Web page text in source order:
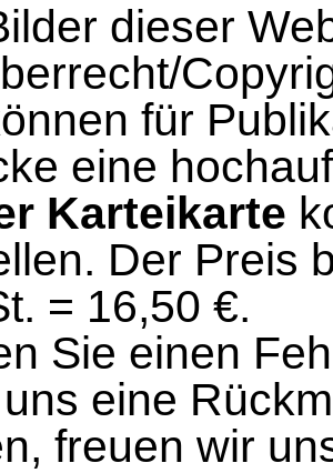
dieser
für
eine
Karteikarte
Der Preis
= 16,50 €.
Sie einen
eine
freuen wir